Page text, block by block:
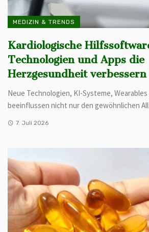
MEDIZIN & TRENDS
Kardiologische
Technologien und Apps die
Herzgesundheit
Neue Technologien, KI-Systeme, Wearables
beeinflussen nicht nur den gewöhnlichen
7. Juli 2026